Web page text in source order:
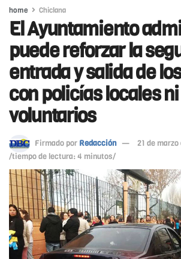
home Chiclana
El Ayuntamiento
puede reforzar la
entrada y salida de
con policías locales ni
voluntarios
Firmado por Redacción
21 de marzo
/tiempo de lectura: 4 minutos/